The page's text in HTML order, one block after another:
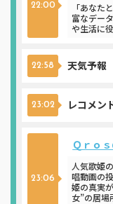
22:00
「あなた
富なデー
や生活に
22:58 天気予報
23:02 レコメン
23:06
Ｑｒｏ
人気歌姫
唱動画の
姫の真実
女”の居場